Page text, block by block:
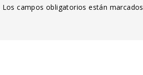
Los campos obligatorios están marcados